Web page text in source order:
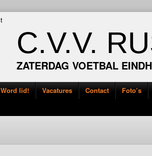
C.V.V.
ZATERDAG VOETBAL
Word lid! Vacatures Contact Foto’s